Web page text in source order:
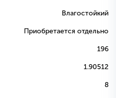
Влагостойкий
Приобретается отдельно
196
1.90512
8